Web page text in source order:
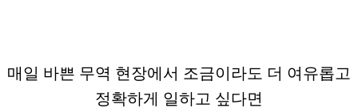
매일 바쁜 무역 현장에서 조금이라도 더 여유롭고
정확하게 일하고 싶다면